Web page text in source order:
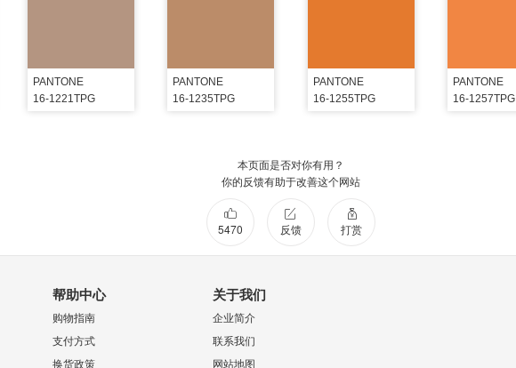
PANTONE
16-1221TPG
PANTONE
16-1235TPG
PANTONE
16-1255TPG
PANTONE
16-1257TPG
本页面是否对你有用？
你的反馈有助于改善这个网站
5470 反馈 打赏
帮助中心
购物指南
支付方式
换货政策
关于我们
企业简介
联系我们
网站地图